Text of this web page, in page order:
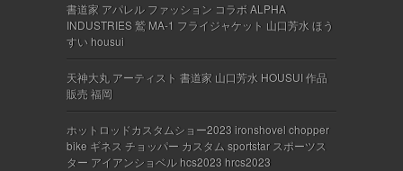
書道家 アパレル ファッション コラボ ALPHA
INDUSTRIES 鷲 MA-1 フライジャケット 山口芳水 ほう
すい housui
天神大丸 アーティスト 書道家 山口芳水 HOUSUI 作品
販売 福岡
ホットロッドカスタムショー2023 ironshovel chopper
bike ギネス チョッパー カスタム sportstar スポーツス
ター アイアンショベル hcs2023 hrcs2023